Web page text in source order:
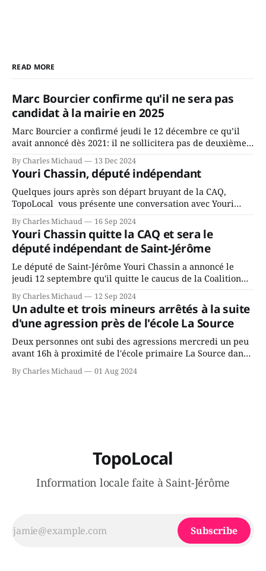
READ MORE
Marc Bourcier confirme qu'il ne sera pas
candidat à la mairie en 2025
Marc Bourcier a confirmé jeudi le 12 décembre ce qu’il
avait annoncé dès 2021: il ne sollicitera pas de deuxième
mandat à titre de maire de Saint-Jérôme. Bourcier en a
fait l’annonce en s’adressant aux employés de la ville,
rassemblés en soirée pour leur traditionnel souper
By Charles Michaud 13 Dec 2024
Youri Chassin, député indépendant
Quelques jours après son départ bruyant de la CAQ,
TopoLocal vous présente une conversation avec Youri
Chassin. Nous avons causé de sa décision. Y songeait-il
depuis longtemps? Sera-t-il candidat indépendant dans 2
ans? Joindrait-il un autre parti, par exemple les
conservateurs d’Éric Duhaime? Que lui
By Charles Michaud 16 Sep 2024
Youri Chassin quitte la CAQ et sera le
député indépendant de Saint-Jérôme
Le député de Saint-Jérôme Youri Chassin a annoncé le
jeudi 12 septembre qu'il quitte le caucus de la Coalition
Avenir Québec de François Legault parce qu'il est déçu du
gouvernement de la CAQ, surtout de son incapacité, qu'il
juge chronique, à offrir des
By Charles Michaud 12 Sep 2024
Un adulte et trois mineurs arrêtés à la suite
d'une agression près de l'école La Source
Deux personnes ont subi des agressions mercredi un peu
avant 16h à proximité de l'école primaire La Source dans
le secteur Bellefeuille de Saint-Jérôme. L'une de deux
victimes aurait été écrasée sous un véhicule et aspergée
By Charles Michaud 01 Aug 2024
TopoLocal
Information locale faite à Saint-Jérôme
Subscribe